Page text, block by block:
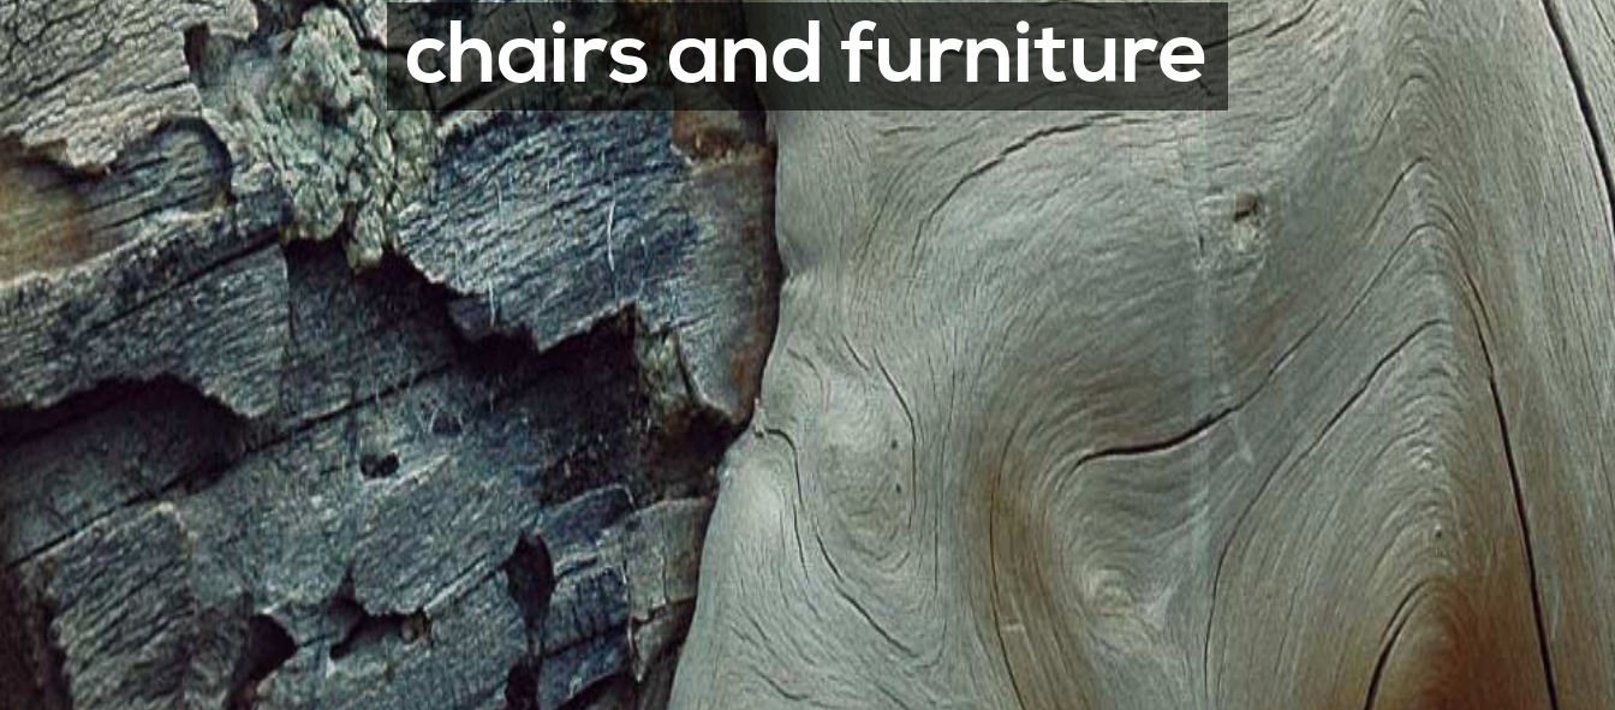
chairs and furniture